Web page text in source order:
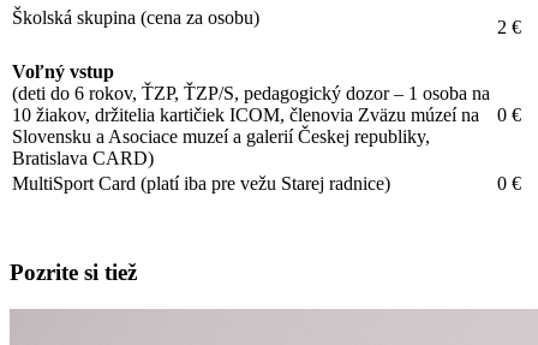
Školská skupina (cena za osobu)
2 €
Voľný vstup
(deti do 6 rokov, ŤZP, ŤZP/S, pedagogický dozor – 1 osoba na
10 žiakov, držitelia kartičiek ICOM, členovia Zväzu múzeí na
Slovensku a Asociace muzeí a galerií Českej republiky,
Bratislava CARD)
0 €
MultiSport Card (platí iba pre vežu Starej radnice) 0 €
Pozrite si tiež